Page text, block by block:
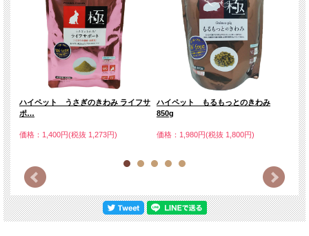
ハイペット うさぎのきわみ ライフサ
ポ…
価格：1,400円(税抜 1,273円)
ハイペット もるもっとのきわみ
850g
価格：1,980円(税抜 1,800円)
ハ
価